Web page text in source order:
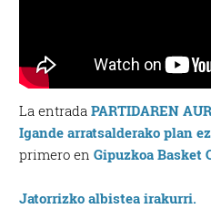
La entradaPARTIDAREN
Igande arratsalderako plan
primero enGipuzkoa Basket
Jatorrizko albistea irakurri.